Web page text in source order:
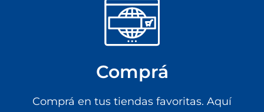
Comprá
Comprá en tus tiendas favoritas. Aquí